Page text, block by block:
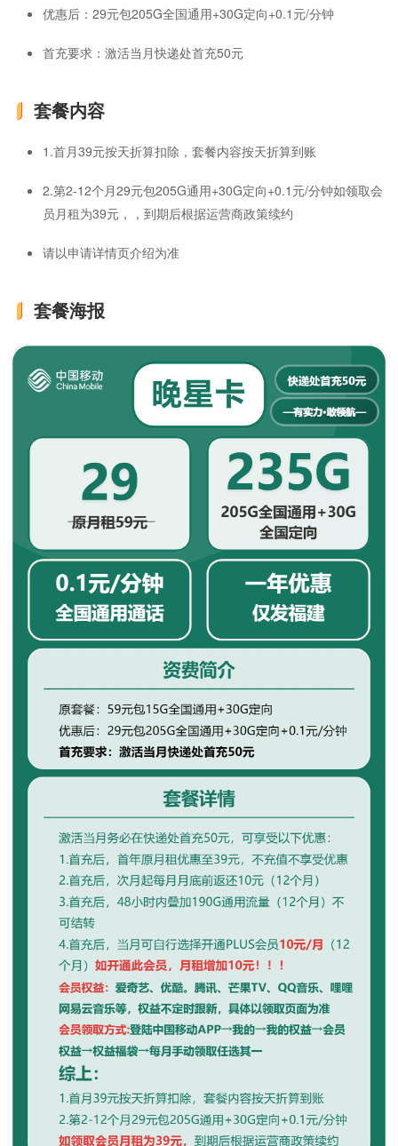
优惠后：29元包205G全国通用+30G定向+0.1元/分钟
首充要求：激活当月快递处首充50元
套餐内容
1.首月39元按天折算扣除，套餐内容按天折算到账
2.第2-12个月29元包205G通用+30G定向+0.1元/分钟如领取会
员月租为39元，，到期后根据运营商政策续约
请以申请详情页介绍为准
套餐海报